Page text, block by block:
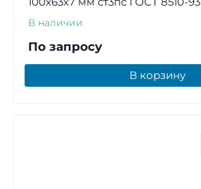
В наличии
По запросу
В корзину